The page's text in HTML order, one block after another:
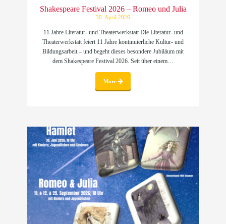
Shakespeare Festival 2026 – Romeo und Julia
30. April 2026
11 Jahre Literatur- und Theaterwerkstatt Die Literatur- und
Theaterwerkstatt feiert 11 Jahre kontinuierliche Kultur- und
Bildungsarbeit – und begeht dieses besondere Jubiläum mit
dem Shakespeare Festival 2026. Seit über einem…
More